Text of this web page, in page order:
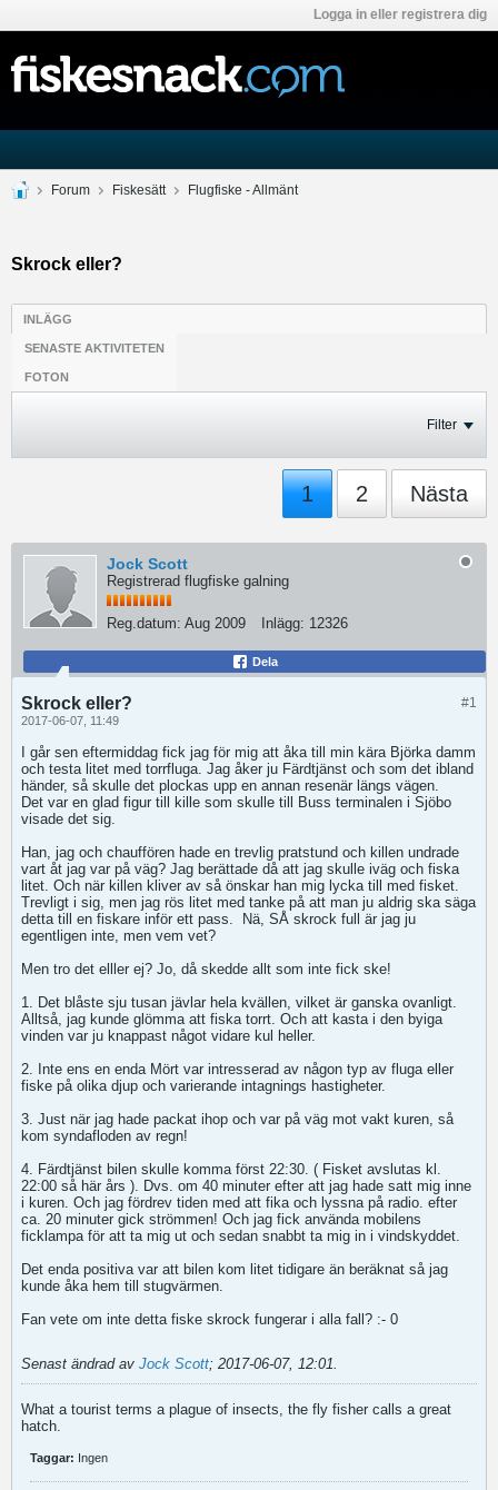
Logga in eller registrera dig
Forum Fiskesätt Flugfiske - Allmänt
Skrock eller?
INLÄGG
SENASTE AKTIVITETEN
FOTON
Filter
1 2 Nästa
Jock Scott
Registrerad flugfiske galning
Reg.datum: Aug 2009 Inlägg: 12326
Dela
#1
Skrock eller?
2017-06-07, 11:49
I går sen eftermiddag fick jag för mig att åka till min kära Björka damm
och testa litet med torrfluga. Jag åker ju Färdtjänst och som det ibland
händer, så skulle det plockas upp en annan resenär längs vägen.
Det var en glad figur till kille som skulle till Buss terminalen i Sjöbo
visade det sig.
Han, jag och chauffören hade en trevlig pratstund och killen undrade
vart åt jag var på väg? Jag berättade då att jag skulle iväg och fiska
litet. Och när killen kliver av så önskar han mig lycka till med fisket.
Trevligt i sig, men jag rös litet med tanke på att man ju aldrig ska säga
detta till en fiskare inför ett pass.
Nä, SÅ skrock full är jag ju
egentligen inte, men vem vet?
Men tro det elller ej? Jo, då skedde allt som inte fick ske!
1. Det blåste sju tusan jävlar hela kvällen, vilket är ganska ovanligt.
Alltså, jag kunde glömma att fiska torrt. Och att kasta i den byiga
vinden var ju knappast något vidare kul heller.
2. Inte ens en enda Mört var intresserad av någon typ av fluga eller
fiske på olika djup och varierande intagnings hastigheter.
3. Just när jag hade packat ihop och var på väg mot vakt kuren, så
kom syndafloden av regn!
4. Färdtjänst bilen skulle komma först 22:30. ( Fisket avslutas kl.
22:00 så här års ). Dvs. om 40 minuter efter att jag hade satt mig inne
i kuren. Och jag fördrev tiden med att fika och lyssna på radio. efter
ca. 20 minuter gick strömmen! Och jag fick använda mobilens
ficklampa för att ta mig ut och sedan snabbt ta mig in i vindskyddet.
Det enda positiva var att bilen kom litet tidigare än beräknat så jag
kunde åka hem till stugvärmen.
Fan vete om inte detta fiske skrock fungerar i alla fall? :- 0
Senast ändrad av Jock Scott; 2017-06-07, 12:01.
What a tourist terms a plague of insects, the fly fisher calls a great
hatch.
Taggar: Ingen